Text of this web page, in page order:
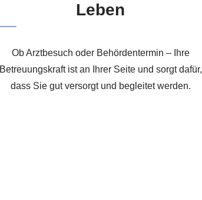
Leben
Ob Arztbesuch oder Behördentermin – Ihre
Betreuungskraft ist an Ihrer Seite und sorgt dafür,
dass Sie gut versorgt und begleitet werden.